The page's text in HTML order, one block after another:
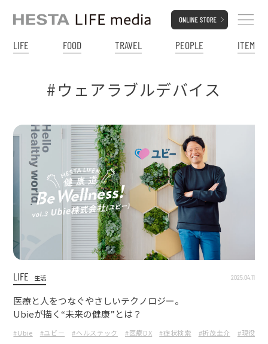
LIFE FOOD TRAVEL PEOPLE ITEM
#ウェアラブルデバイス
LIFE 生活 2025.04.11
医療と人をつなぐやさしいテクノロジー。
Ubieが描く“未来の健康”とは？
#Ubie #ユビー #ヘルステック #医療DX #症状検索 #折茂圭介 #現役医